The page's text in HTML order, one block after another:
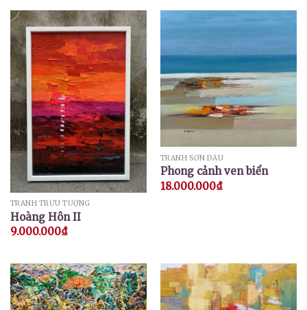
TRANH TRỪU TƯỢNG
Hoàng Hôn II
9.000.000₫
TRANH SƠN DẦU
Phong cảnh ven biển
18.000.000₫